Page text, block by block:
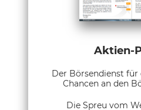
Aktien-
Der Börsendienst
Chancen an den
Die Spreu vom